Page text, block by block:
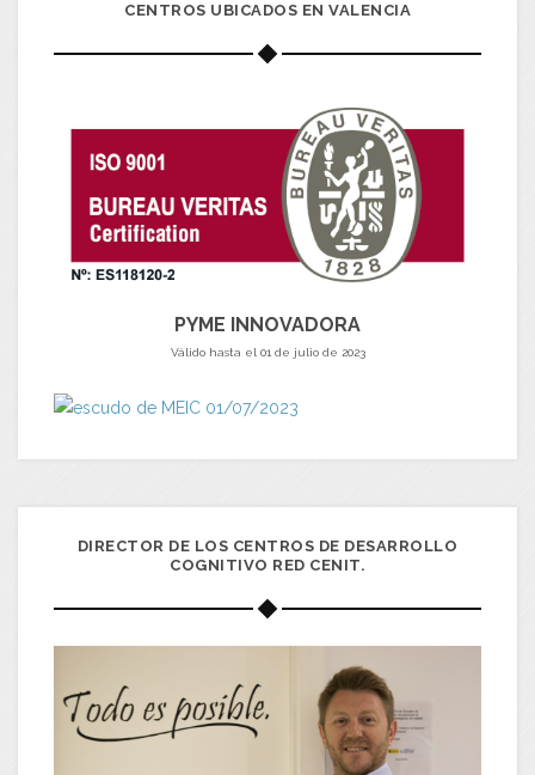
CENTROS UBICADOS EN VALENCIA
PYME INNOVADORA
Válido hasta el 01 de julio de 2023
DIRECTOR DE LOS CENTROS DE DESARROLLO
COGNITIVO RED CENIT.